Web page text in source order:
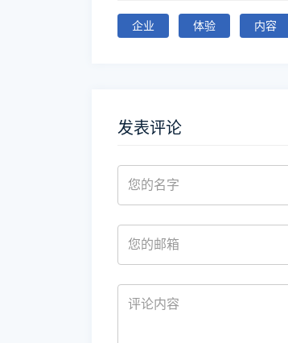
企业 体验 内容
发表评论